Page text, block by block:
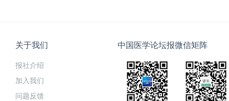
关于我们
报社介绍
加入我们
问题反馈
中国医学论坛报微信矩阵